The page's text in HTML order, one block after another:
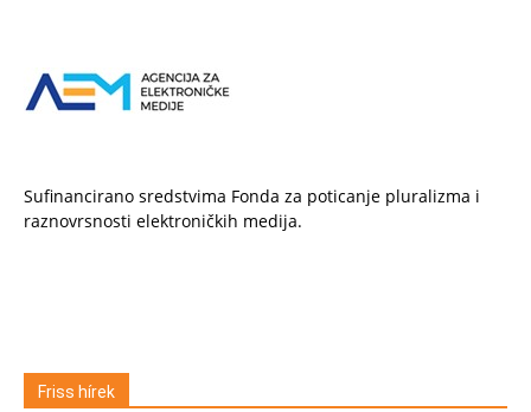
Sufinancirano sredstvima Fonda za poticanje pluralizma i
raznovrsnosti elektroničkih medija.
Friss hírek